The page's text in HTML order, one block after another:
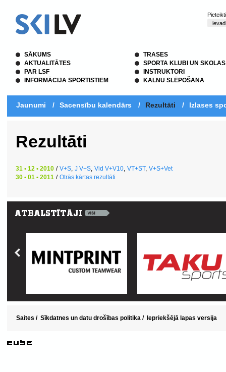
SĀKUMS
AKTUALITĀTES
PAR LSF
INFORMĀCIJA SPORTISTIEM
TRASES
SPORTA KLUBI UN SKOLAS
INSTRUKTORI
KALNU SLĒPOŠANA
Jaunumi / Sacensību kalendārs / Rezultāti / Izlases
Rezultāti
31 • 12 • 2010 / V+S, J V+S, Vid V+V10, VT+ST, V+S+Vet
30 • 01 • 2011 / Otrās kārtas rezultāti
Saites / Sīkdatnes un datu drošības politika / Iepriekšējā lapas versija